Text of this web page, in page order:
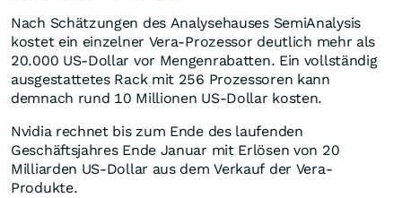
Nach Schätzungen des Analysehauses SemiAnalysis
kostet ein einzelner Vera-Prozessor deutlich mehr als
20.000 US-Dollar vor Mengenrabatten. Ein vollständig
ausgestattetes Rack mit 256 Prozessoren kann
demnach rund 10 Millionen US-Dollar kosten.
Nvidia rechnet bis zum Ende des laufenden
Geschäftsjahres Ende Januar mit Erlösen von 20
Milliarden US-Dollar aus dem Verkauf der Vera-
Produkte.